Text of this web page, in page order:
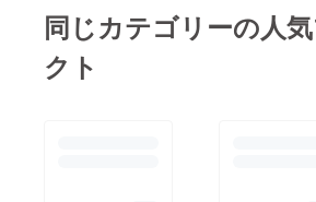
を楽しみ！今後ともホ
金を使い私の経験・体
回だけお会いした
方）・メッセージなど
同じカテゴリーの人
クト